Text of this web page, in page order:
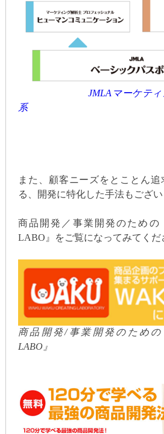
JMLAマーケテ
系
また、顧客ニーズをとことん
る、開発に特化した手法もござい
商品開発／事業開発のための
LABO』をご覧になってみてくだ
商品開発/事業開発のための
LABO』